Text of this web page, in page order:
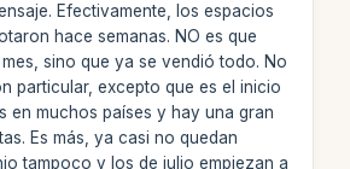
Efectivamente, los espacios
hace semanas. NO es que
sino que ya se vendió todo. No
particular, excepto que es el inicio
en muchos países y hay una gran
Es más, ya casi no quedan
tampoco y los de julio empiezan a